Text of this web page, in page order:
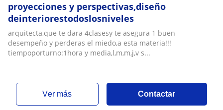
proyecciones y perspectivas,diseño
deinteriorestodoslosniveles
arquitecta,que te dara 4clasesy te asegura 1 buen
desempeño y perderas el miedo,a esta materia!!!
tiempoporturno:1hora y media,l,m,m,j,v s...
ver más Contactar